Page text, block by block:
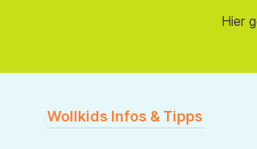
Hier
Wollkids Infos & Tipps